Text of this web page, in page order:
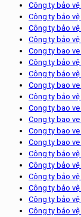
Công ty bảo vệ
Công ty bảo vệ
Công ty bảo vệ
Công ty bảo
Cong ty bao
Công ty bảo vệ
Công ty bảo vệ
Cong ty bao
Công ty bảo
Cong ty bao
Cong ty bao
Cong ty bao
Cong ty bao
Công ty bảo vệ
Công ty bảo
Công ty bảo vệ
Công ty bảo vệ
Công ty bảo
Công ty bảo vệ